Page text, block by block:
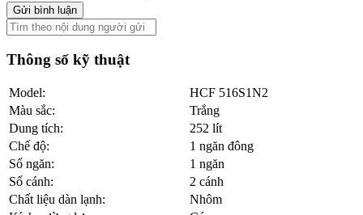
Gửi bình luận
Thông số kỹ thuật
Model:
HCF 516S1N2
Màu sắc:
Trắng
Dung tích:
252 lít
Chế độ:
1 ngăn đông
Số ngăn:
1 ngăn
Số cánh:
2 cánh
Chất liệu dàn lạnh:
Nhôm